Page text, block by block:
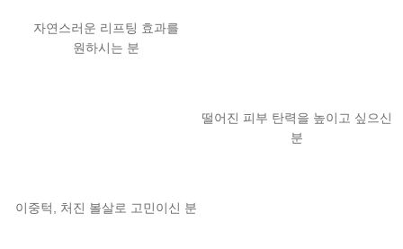
자연스러운 리프팅 효과를
원하시는 분
떨어진 피부 탄력을 높이고 싶으신
분
이중턱, 처진 볼살로 고민이신 분